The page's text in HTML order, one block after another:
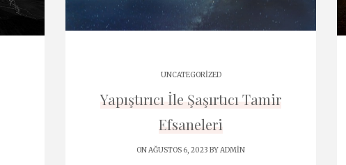
UNCATEGORIZED
Yapıştırıcı İle Şaşırtıcı Tamir
Efsaneleri
ON AĞUSTOS 6, 2023 BYADMIN